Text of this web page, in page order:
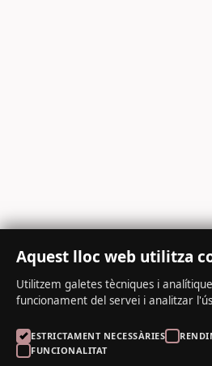
Aquest lloc web utilitza
Utilitzem galetes tècniques i
funcionament del servei i analitzar
ESTRICTAMENT NECESSÀRIES
FUNCIONALITAT